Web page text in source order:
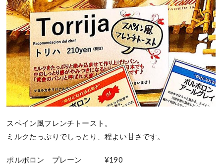
スペイン風フレンチトースト。
ミルクたっぷりでしっとり、程よい甘さです。
ポルボロン プレーン ¥190